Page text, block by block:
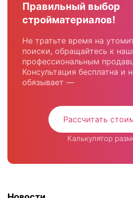
Правильный выбор
стройматериалов!
Не тратьте время на
поиски, обращайтесь к
профессиональным
Консультация бесплатна и
обязывает —
Рассчитать
Калькулятор